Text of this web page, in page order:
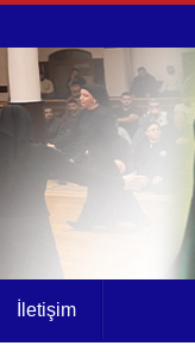
İletişim